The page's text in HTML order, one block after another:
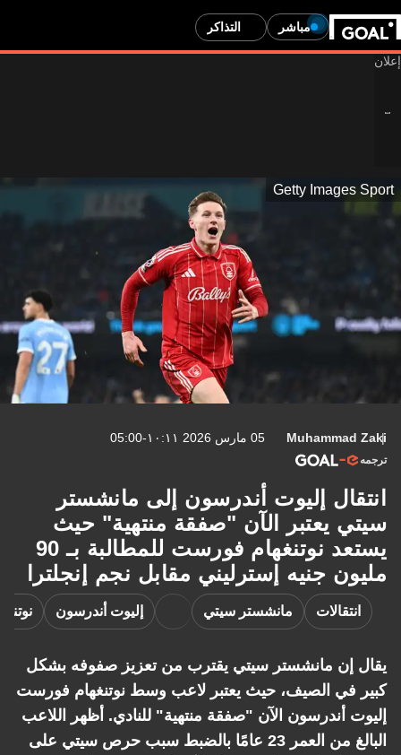
مباشر التذاكر
Getty Images Sport
Muhammad Zaki 05 مارس 2026 ١٠:١١-05:00
ترجمه
انتقال إليوت أندرسون إلى مانشستر
سيتي يعتبر الآن "صفقة منتهية" حيث
يستعد نوتنغهام فورست للمطالبة بـ 90
مليون جنيه إسترليني مقابل نجم إنجلترا
انتقالات مانشستر سيتي إليوت أندرسون
يقال إن مانشستر سيتي يقترب من تعزيز صفوفه بشكل
كبير في الصيف، حيث يعتبر لاعب وسط نوتنغهام فورست
إليوت أندرسون الآن "صفقة منتهية" للنادي. أظهر اللاعب
البالغ من العمر 23 عامًا بالضبط سبب حرص سيتي على